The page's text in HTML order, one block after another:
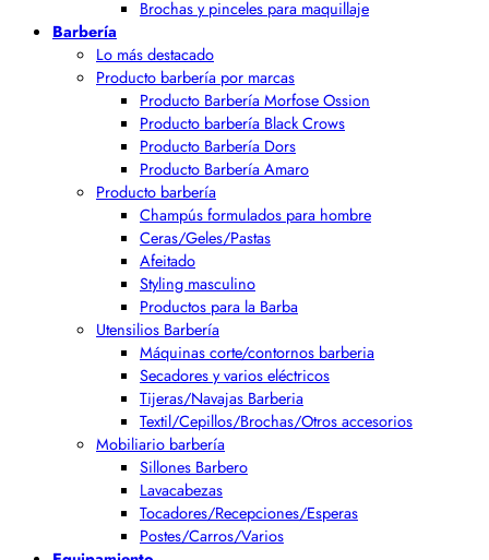
Brochas y pinceles para maquillaje
Barbería
Lo más destacado
Producto barbería por marcas
Producto Barbería Morfose Ossion
Producto barbería Black Crows
Producto Barbería Dors
Producto Barbería Amaro
Producto barbería
Champús formulados para hombre
Ceras/Geles/Pastas
Afeitado
Styling masculino
Productos para la Barba
Utensilios Barbería
Máquinas corte/contornos barberia
Secadores y varios eléctricos
Tijeras/Navajas Barberia
Textil/Cepillos/Brochas/Otros accesorios
Mobiliario barbería
Sillones Barbero
Lavacabezas
Tocadores/Recepciones/Esperas
Postes/Carros/Varios